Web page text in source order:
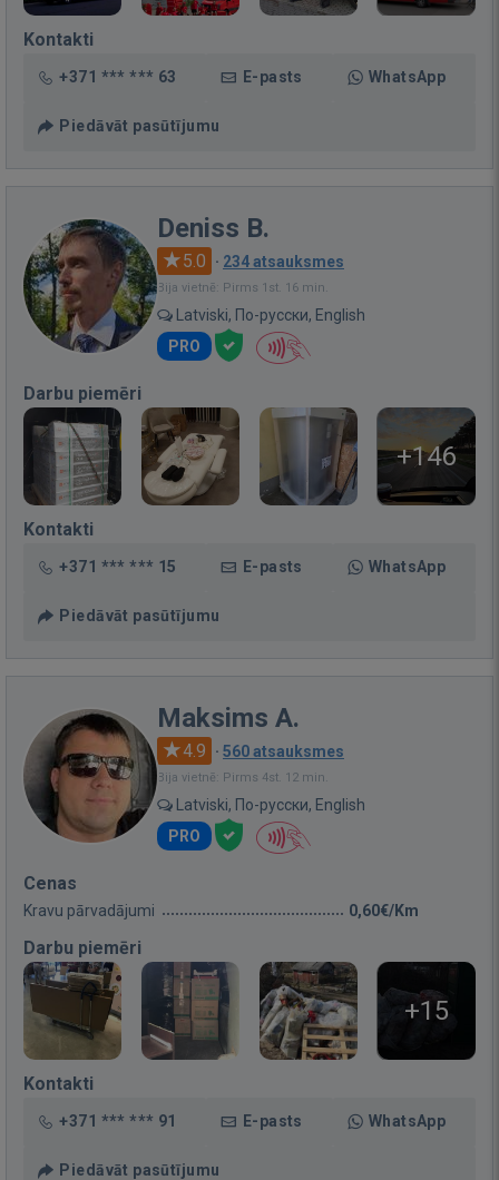
Kontakti
+371 *** *** 63 E-pasts WhatsApp
Piedāvāt pasūtījumu
Deniss B.
5.0 · 234 atsauksmes
Bija vietnē: Pirms 1st. 16 min.
Latviski, По-русски, English
PRO
Darbu piemēri
+146
Kontakti
+371 *** *** 15 E-pasts WhatsApp
Piedāvāt pasūtījumu
Maksims A.
4.9 · 560 atsauksmes
Bija vietnē: Pirms 4st. 12 min.
Latviski, По-русски, English
PRO
Cenas
Kravu pārvadājumi 0,60€/Km
Darbu piemēri
+15
Kontakti
+371 *** *** 91 E-pasts WhatsApp
Piedāvāt pasūtījumu